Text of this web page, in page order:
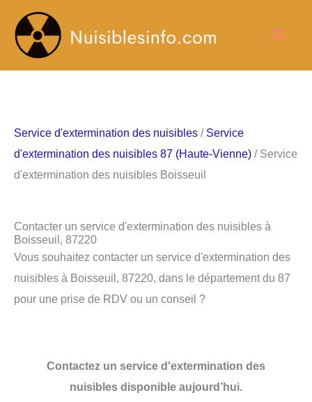
contenu
Service d'extermination des nuisibles / Service
d'extermination des nuisibles 87 (Haute-Vienne) / Service
d'extermination des nuisibles Boisseuil
Contacter un service d'extermination des nuisibles à
Boisseuil, 87220
Vous souhaitez contacter un service d'extermination des
nuisibles à Boisseuil, 87220, dans le département du 87
pour une prise de RDV ou un conseil ?
Contactez un service d'extermination des
nuisibles disponible aujourd’hui.